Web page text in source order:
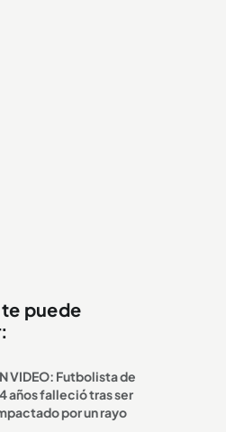
puede
VIDEO: Futbolista de
años falleció tras ser
por un rayo